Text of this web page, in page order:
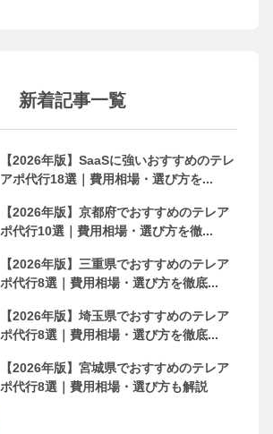
新着記事一覧
【2026年版】SaaSに強いおすすめのテレ
アポ代行18選｜費用相場・選び方を...
【2026年版】京都府でおすすめのテレア
ポ代行10選｜費用相場・選び方を徹...
【2026年版】三重県でおすすめのテレア
ポ代行8選｜費用相場・選び方を徹底...
【2026年版】埼玉県でおすすめのテレア
ポ代行8選｜費用相場・選び方を徹底...
【2026年版】宮城県でおすすめのテレア
ポ代行8選｜費用相場・選び方も解説